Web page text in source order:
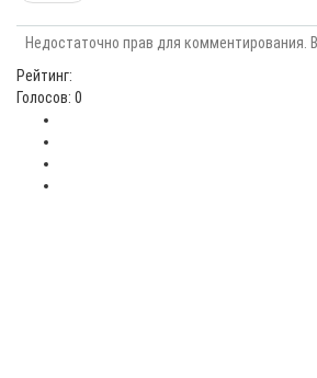
Недостаточно прав для комментирования.
Рейтинг:
Голосов: 0